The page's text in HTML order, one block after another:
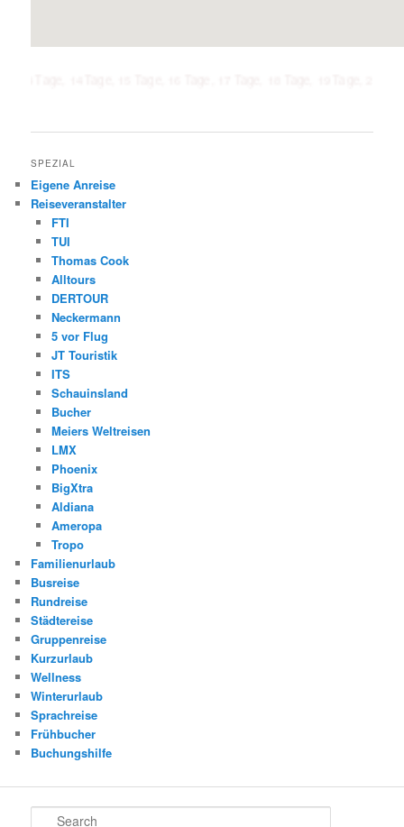
SPEZIAL
Eigene Anreise
Reiseveranstalter
FTI
TUI
Thomas Cook
Alltours
DERTOUR
Neckermann
5 vor Flug
JT Touristik
ITS
Schauinsland
Bucher
Meiers Weltreisen
LMX
Phoenix
BigXtra
Aldiana
Ameropa
Tropo
Familienurlaub
Busreise
Rundreise
Städtereise
Gruppenreise
Kurzurlaub
Wellness
Winterurlaub
Sprachreise
Frühbucher
Buchungshilfe
Search